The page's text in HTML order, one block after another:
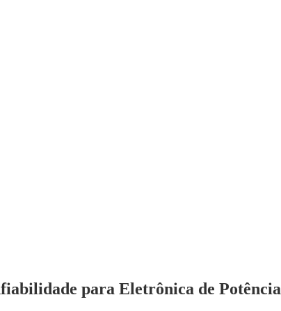
para Eletrônica de Potência